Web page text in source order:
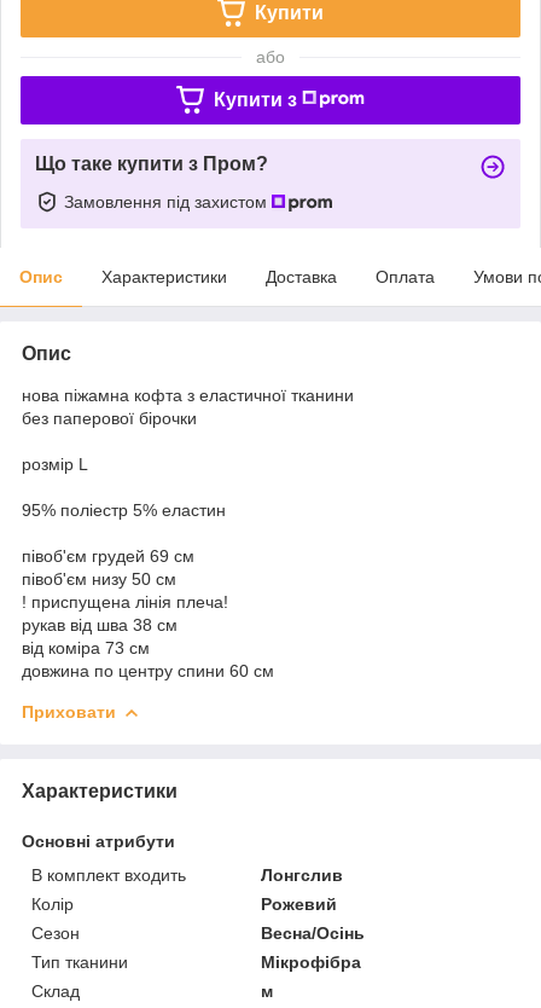
Купити
або
Купити з
Що таке купити з Пром?
Замовлення під захистом
Опис Характеристики Доставка Оплата Умови
Опис
нова піжамна кофта з еластичної тканини
без паперової бірочки
розмір L
95% поліестр 5% еластин
півоб'єм грудей 69 см
півоб'єм низу 50 см
! приспущена лінія плеча!
рукав від шва 38 см
від коміра 73 см
довжина по центру спини 60 см
Приховати
Характеристики
Основні атрибути
В комплект входить
Лонгслив
Колір
Рожевий
Сезон
Весна/Осінь
Тип тканини
Мікрофібра
Склад
м